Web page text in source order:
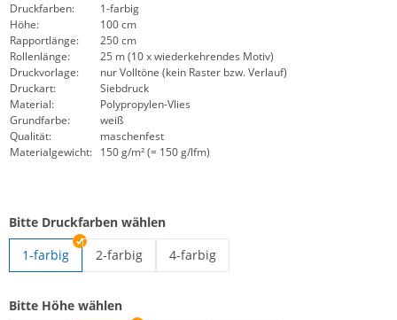
Druckfarben:
1-farbig
Höhe:
100 cm
Rapportlänge:
250 cm
Rollenlänge:
25 m (10 x wiederkehrendes Motiv)
Druckvorlage:
nur Volltöne (kein Raster bzw. Verlauf)
Druckart:
Siebdruck
Material:
Polypropylen-Vlies
Grundfarbe:
weiß
Qualität:
maschenfest
Materialgewicht: 150 g/m² (= 150 g/lfm)
Bitte Druckfarben wählen
1-farbig
2-farbig
4-farbig
Bitte Höhe wählen